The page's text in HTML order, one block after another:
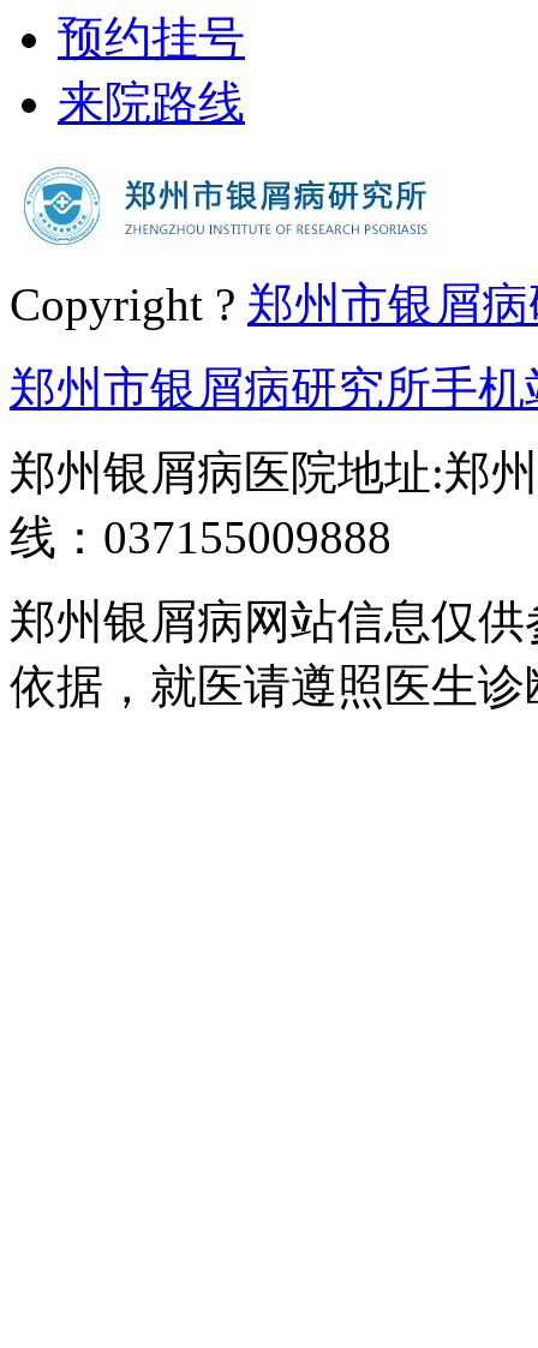
预约挂号
来院路线
Copyright ? 郑州市银屑
郑州市银屑病研究所手机
郑州银屑病医院地址:郑
线：037155009888
郑州银屑病网站信息仅
依据，就医请遵照医生诊